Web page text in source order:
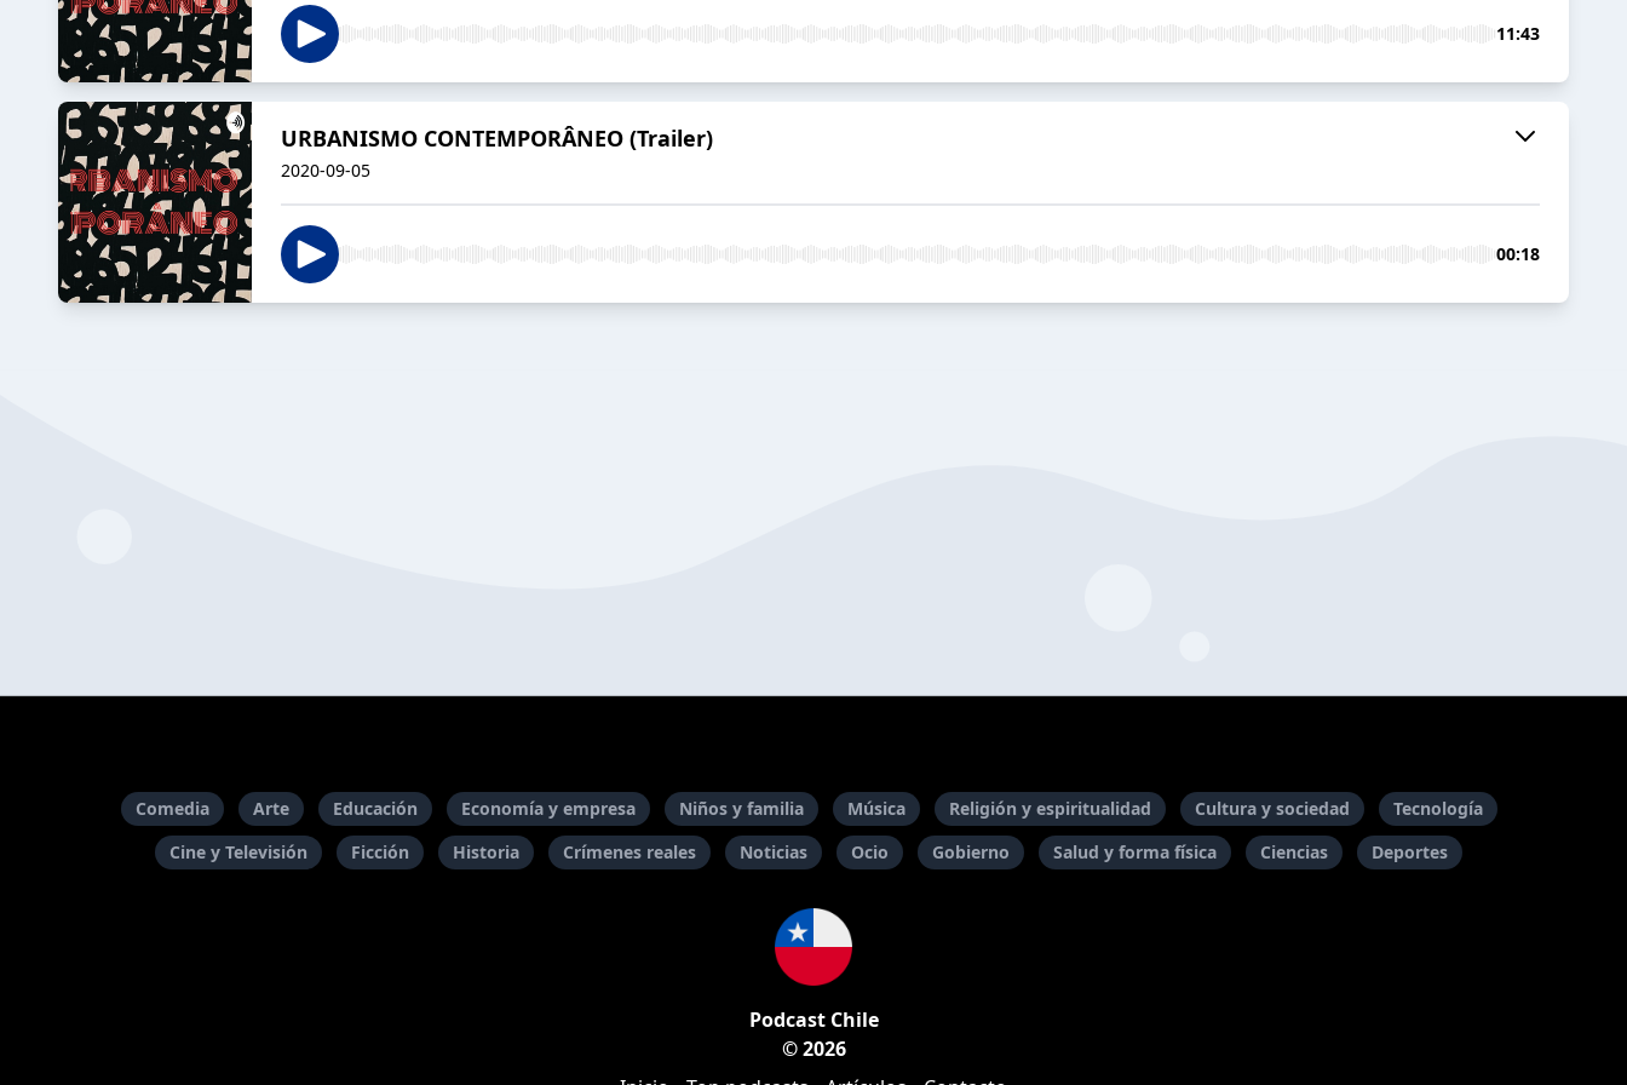
11:43
URBANISMO CONTEMPORÂNEO (Trailer)
2020-09-05
00:18
Comedia Arte Educación Economía y empresa Niños y familia Música Religión y espiritualidad Cultura y sociedad
Tecnología
Cine y Televisión
Ficción Historia Crímenes reales Noticias Ocio Gobierno Salud y forma física Ciencias Deportes
Podcast Chile
© 2026